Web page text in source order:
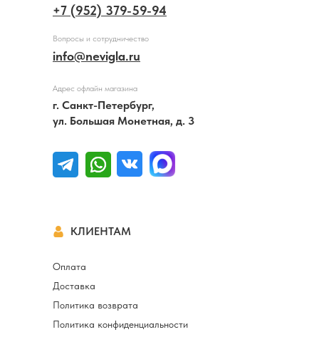
КЛИЕНТАМ
Оплата
Политика возврата
Доставка
Политика конфиденциальности
+7 (952) 379-59-94
info@nevigla.ru
Вопросы и сотрудничество
Адрес офлайн магазина
г. Санкт-Петербург,
ул. Большая Монетная, д. 3